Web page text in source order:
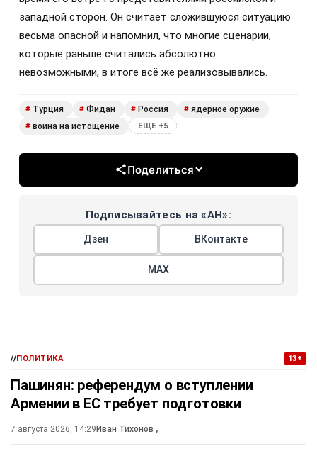
западной сторон. Он считает сложившуюся ситуацию
весьма опасной и напомнил, что многие сценарии,
которые раньше считались абсолютно
невозможными, в итоге всё же реализовывались.
# Турция # Фидан # Россия # ядерное оружие
# война на истощение ЕЩЕ +5
Поделиться
Подписывайтесь на «АН»:
Дзен ВКонтакте
МАХ
//ПОЛИТИКА 13+
Пашинян: референдум о вступлении
Армении в ЕС требует подготовки
7 августа 2026, 14:29Иван Тихонов ,